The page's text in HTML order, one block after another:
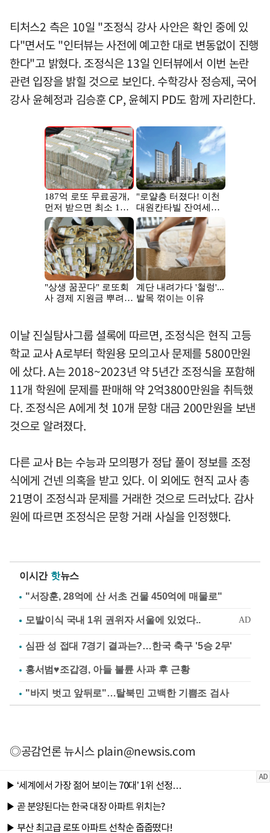
티처스2 측은 10일 "조정식 강사 사안은 확인 중에 있
다"면서도 "인터뷰는 사전에 예고한 대로 변동없이 진행
한다"고 밝혔다. 조정식은 13일 인터뷰에서 이번 논란
관련 입장을 밝힐 것으로 보인다. 수학강사 정승제, 국어
강사 윤혜정과 김승훈 CP, 윤혜지 PD도 함께 자리한다.
이날 진실탐사그룹 셜록에 따르면, 조정식은 현직 고등
학교 교사 A로부터 학원용 모의고사 문제를 5800만원
에 샀다. A는 2018~2023년 약 5년간 조정식을 포함해
11개 학원에 문제를 판매해 약 2억3800만원을 취득했
다. 조정식은 A에게 첫 10개 문항 대금 200만원을 보낸
것으로 알려졌다.
다른 교사 B는 수능과 모의평가 정답 풀이 정보를 조정
식에게 건넨 의혹을 받고 있다. 이 외에도 현직 교사 총
21명이 조정식과 문제를 거래한 것으로 드러났다. 감사
원에 따르면 조정식은 문항 거래 사실을 인정했다.
이시간 핫뉴스
"서장훈, 28억에 산 서초 건물 450억에 매물로"
심판 성 접대 7경기 결과는?…한국 축구 '5승 2무'
홍서범♥조갑경, 아들 불륜 사과 후 근황
"바지 벗고 앞뒤로"…탈북민 고백한 기쁨조 검사
◎공감언론 뉴시스plain@newsis.com